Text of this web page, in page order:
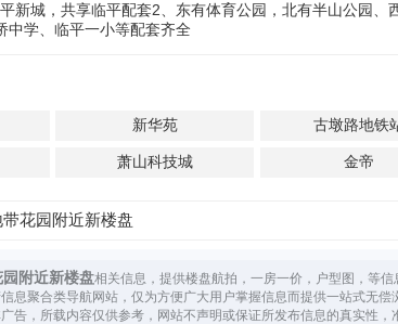
新城，共享临平配套2、东有体育公园，北有半山公园、
中学、临平一小等配套齐全
新华苑 古墩路地铁
萧山科技城 金帝
花园附近新楼盘
附近新楼盘相关信息，提供楼盘航拍，一房一价，户型图，等信
息聚合类导航网站，仅为方便广大用户掌握信息而提供一站式无偿
告，所载内容仅供参考，网站不声明或保证所发布信息的真实性，